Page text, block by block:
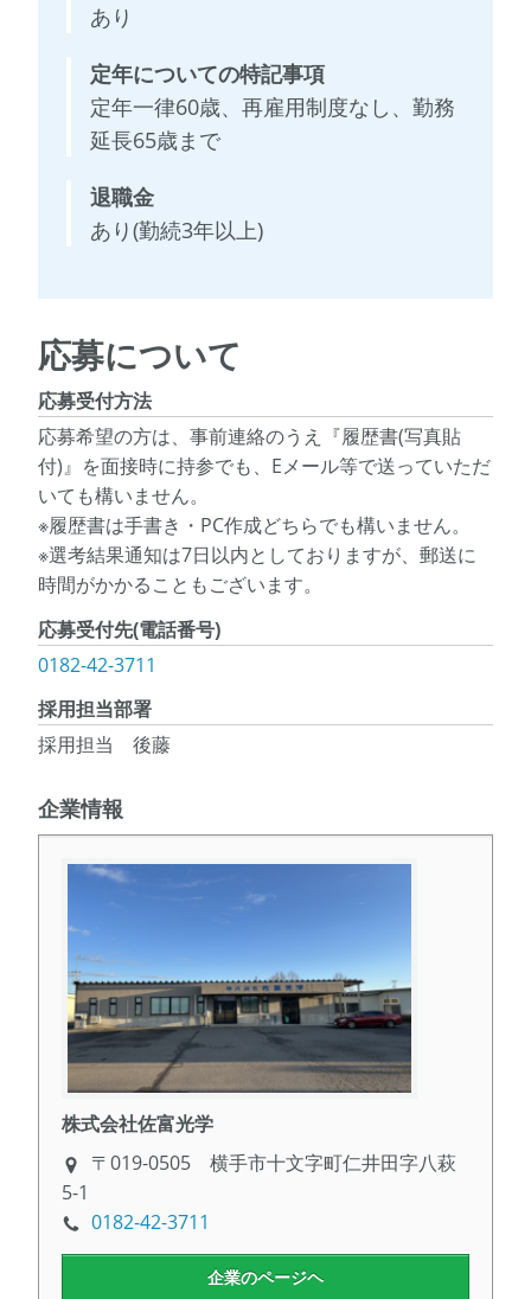
あり
定年についての特記事項
定年一律60歳、再雇用制度なし、勤務
延長65歳まで
退職金
あり(勤続3年以上)
応募について
応募受付方法
応募希望の方は、事前連絡のうえ『履歴書(写真貼
付)』を面接時に持参でも、Eメール等で送っていただ
いても構いません。
※履歴書は手書き・PC作成どちらでも構いません。
※選考結果通知は7日以内としておりますが、郵送に
時間がかかることもございます。
応募受付先(電話番号)
0182-42-3711
採用担当部署
採用担当 後藤
企業情報
株式会社佐富光学
〒019-0505 横手市十文字町仁井田字八萩
5-1
0182-42-3711
企業のページヘ